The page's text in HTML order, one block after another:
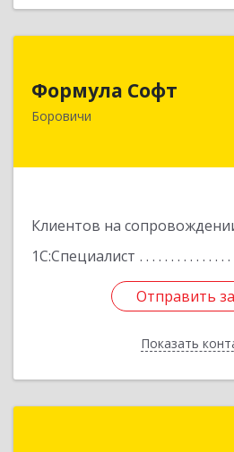
Формула Софт
Боровичи
Клиентов на
1С:Специалист
Отправить
Показать
174411, Новгородская
Боровичи г,
Отправить
Назад